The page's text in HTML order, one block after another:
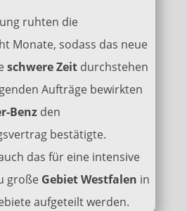
ruhten die
Monate, sodass das neue
schwere Zeitdurchstehen
Aufträge bewirkten
Benzden
bestätigte.
das für eine intensive
große Gebiet Westfalen in
aufgeteilt werden.